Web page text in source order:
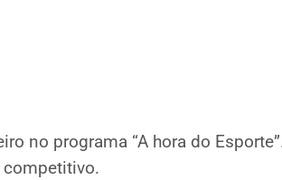
no programa “A hora do